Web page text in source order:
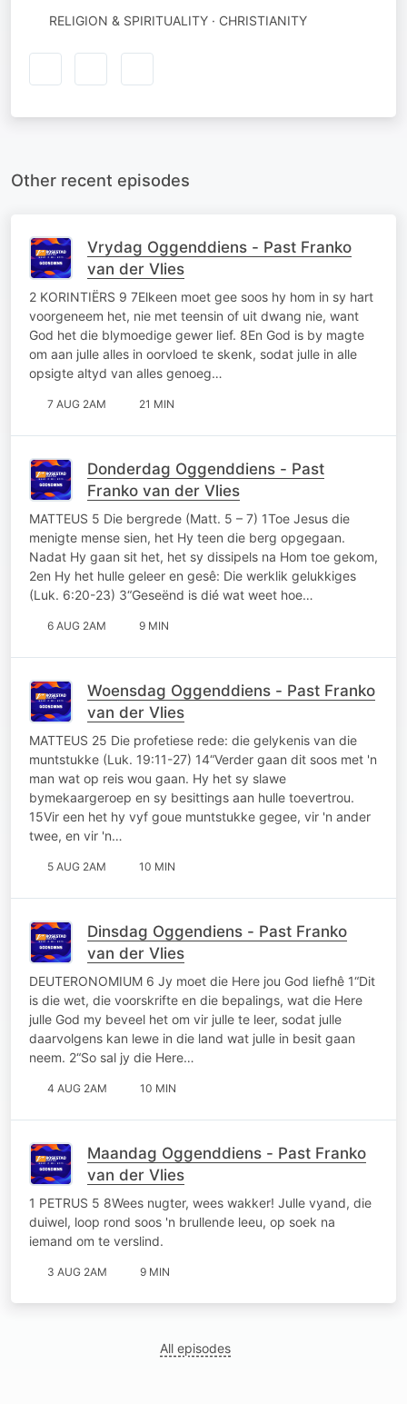
RELIGION & SPIRITUALITY · CHRISTIANITY
Other recent episodes
Vrydag Oggenddiens - Past Franko
van der Vlies
2 KORINTIËRS 9 7Elkeen moet gee soos hy hom in sy hart
voorgeneem het, nie met teensin of uit dwang nie, want
God het die blymoedige gewer lief. 8En God is by magte
om aan julle alles in oorvloed te skenk, sodat julle in alle
opsigte altyd van alles genoeg…
7 AUG 2AM 21 MIN
Donderdag Oggenddiens - Past
Franko van der Vlies
MATTEUS 5 Die bergrede (Matt. 5 – 7) 1Toe Jesus die
menigte mense sien, het Hy teen die berg opgegaan.
Nadat Hy gaan sit het, het sy dissipels na Hom toe gekom,
2en Hy het hulle geleer en gesê: Die werklik gelukkiges
(Luk. 6:20-23) 3“Geseënd is dié wat weet hoe…
6 AUG 2AM 9 MIN
Woensdag Oggenddiens - Past Franko
van der Vlies
MATTEUS 25 Die profetiese rede: die gelykenis van die
muntstukke (Luk. 19:11-27) 14“Verder gaan dit soos met 'n
man wat op reis wou gaan. Hy het sy slawe
bymekaargeroep en sy besittings aan hulle toevertrou.
15Vir een het hy vyf goue muntstukke gegee, vir 'n ander
twee, en vir 'n…
5 AUG 2AM 10 MIN
Dinsdag Oggendiens - Past Franko
van der Vlies
DEUTERONOMIUM 6 Jy moet die Here jou God liefhê 1“Dit
is die wet, die voorskrifte en die bepalings, wat die Here
julle God my beveel het om vir julle te leer, sodat julle
daarvolgens kan lewe in die land wat julle in besit gaan
neem. 2“So sal jy die Here…
4 AUG 2AM 10 MIN
Maandag Oggenddiens - Past Franko
van der Vlies
1 PETRUS 5 8Wees nugter, wees wakker! Julle vyand, die
duiwel, loop rond soos 'n brullende leeu, op soek na
iemand om te verslind.
3 AUG 2AM 9 MIN
All episodes